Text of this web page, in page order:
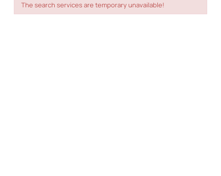
The search services are temporary unavailable!